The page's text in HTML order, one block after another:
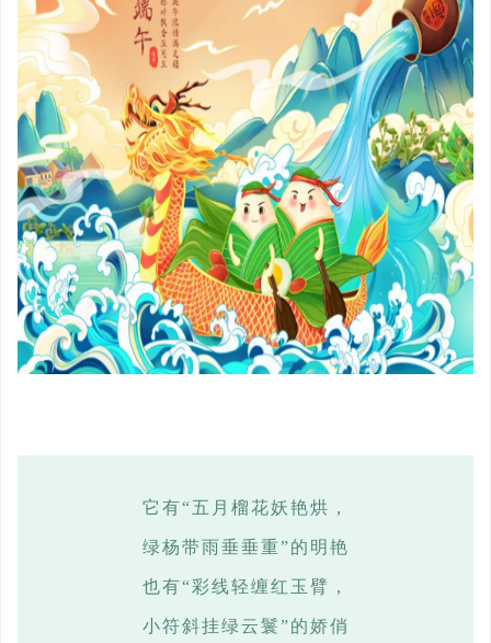
它有“五月榴花妖艳烘，
绿杨带雨垂垂重”的明艳
也有“彩线轻缠红玉臂，
小符斜挂绿云鬟”的娇俏